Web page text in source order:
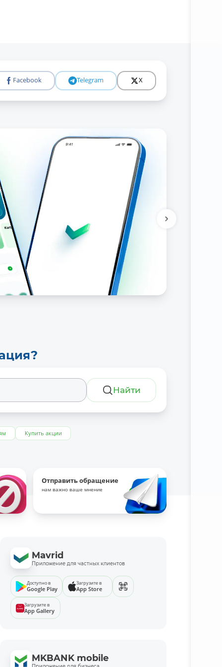
Facebook Telegram X
Найти
Купить акции
Отправить обращение
нам важно ваше мнение
Mavrid
Приложение для частных клиентов
Доступно в
Google Play
Загрузите в
App Store
Загрузите в
App Gallery
MKBANK mobile